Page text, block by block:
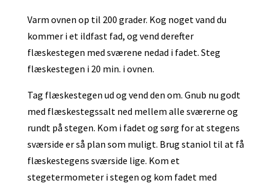
Varm ovnen op til 200 grader. Kog noget vand du
kommer i et ildfast fad, og vend derefter
flæskestegen med sværene nedad i fadet. Steg
flæskestegen i 20 min. i ovnen.
Tag flæskestegen ud og vend den om. Gnub nu godt
med flæskestegssalt ned mellem alle sværerne og
rundt på stegen. Kom i fadet og sørg for at stegens
sværside er så plan som muligt. Brug staniol til at få
flæskestegens sværside lige. Kom et
stegetermometer i stegen og kom fadet med